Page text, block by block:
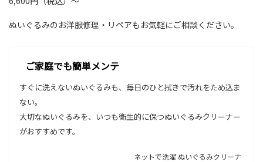
ぬいぐるみのお洋服修理・リペアもお気軽にご相談ください。
ご家庭でも簡単メンテ
すぐに洗えないぬいぐるみも、毎日のひと拭きで汚れをため込ま
ない。
大切なぬいぐるみを、いつも衛生的に保つぬいぐるみクリーナー
がおすすめです。
ネットで洗濯 ぬいぐるみクリーナ